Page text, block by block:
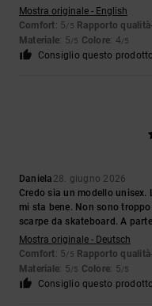
Mostra originale - English
Comfort: 5/5 Rapporto
Materiale: 5/5 Colore: 4/5
Consiglio questo prodotto
Daniela 28. giugno 2026
Credo sia un modello unisex.
mi sta bene. Non sono
scarpe da skateboard. A
Mostra originale - Deutsch
Comfort: 5/5 Rapporto
Materiale: 5/5 Colore: 5/5
Consiglio questo prodotto